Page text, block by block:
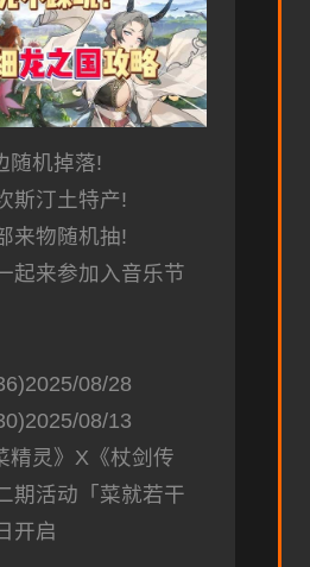
随机掉落!
斯汀土特产!
来物随机抽!
起来参加入音乐节
08/28
08/13
精灵》X《杖剑传
期活动「菜就若干
开启